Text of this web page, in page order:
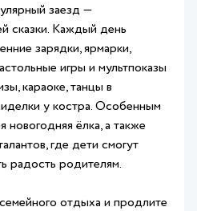
заезд —
сказки. Каждый день
зарядки, ярмарки,
игры и мультпоказы
караоке, танцы в
у костра. Особенным
новогодняя ёлка, а также
где дети смогут
радость родителям.
отдыха и продлите